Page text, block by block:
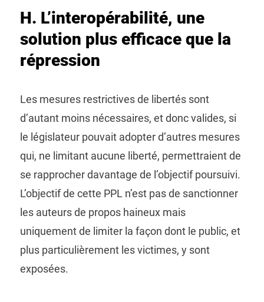
H. L’interopérabilité, une
solution plus efficace que la
répression
Les mesures restrictives de libertés sont
d’autant moins nécessaires, et donc valides, si
le législateur pouvait adopter d’autres mesures
qui, ne limitant aucune liberté, permettraient de
se rapprocher davantage de l’objectif poursuivi.
L’objectif de cette PPL n’est pas de sanctionner
les auteurs de propos haineux mais
uniquement de limiter la façon dont le public, et
plus particulièrement les victimes, y sont
exposées.